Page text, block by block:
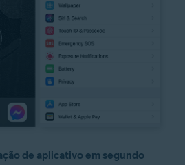
de aplicativo em segundo